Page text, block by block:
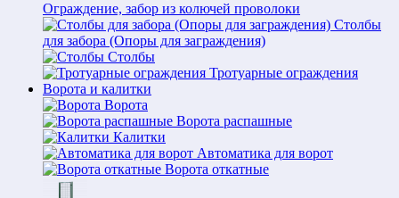
Ограждение, забор из колючей проволоки
Столбы
для забора (Опоры для заграждения)
Столбы
Тротуарные ограждения
Ворота и калитки
Ворота
Ворота распашные
Калитки
Автоматика для ворот
Ворота откатные